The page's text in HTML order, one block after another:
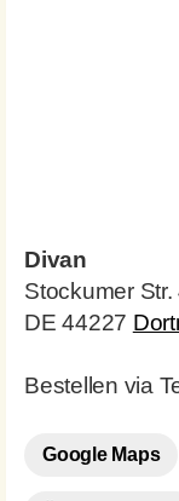
Divan
Stockumer Str.
DE 44227
Bestellen via
Google Maps